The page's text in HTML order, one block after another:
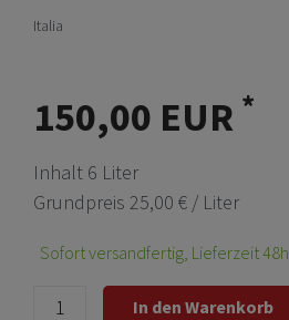
Italia
150,00 EUR *
Inhalt 6 Liter
Grundpreis 25,00 € / Liter
Sofort versandfertig, Lieferzeit 48h
In den Warenkorb